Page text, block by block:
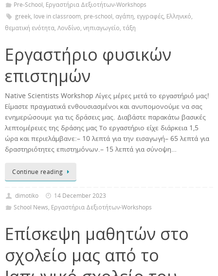
Pre-School, Εργαστήρια Δεξιοτήτων-Workshops
greek, love in classroom, pre-school, αγάπη, εγγραφές, Ελληνικό,
θεματική ενότητα, Λονδίνο, νηπιαγωγείο, τάξη
Εργαστήριο φυσικών
επιστημών
Native Scientists Workshop Λίγες μέρες μετά το εργαστήριό μας!
Είμαστε πραγματικά ενθουσιασμένοι και ανυπομονούμε να σας
ενημερώσουμε για τις δράσεις μας. Διαβάστε παρακάτω βασικές
λεπτομέρειες της δράσης μας Το εργαστήριο είχε διάρκεια 1,5
ώρα και περιελάμβανε:– 10 λεπτά για την εισαγωγή– 65 λεπτά για
δραστηριότητες επιστημόνων.– 15 λεπτά για σύνοψη…
Continue reading
dimotiko
14 December 2023
School News, Εργαστήρια Δεξιοτήτων-Workshops
Επίσκεψη μαθητών στο
σχολείο μας από το